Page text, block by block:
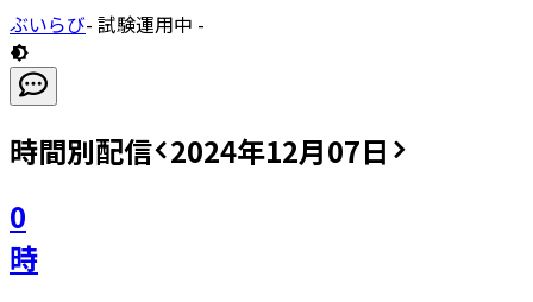
ぶいらび- 試験運用中 -
時間別配信 2024年12月07日
0
時